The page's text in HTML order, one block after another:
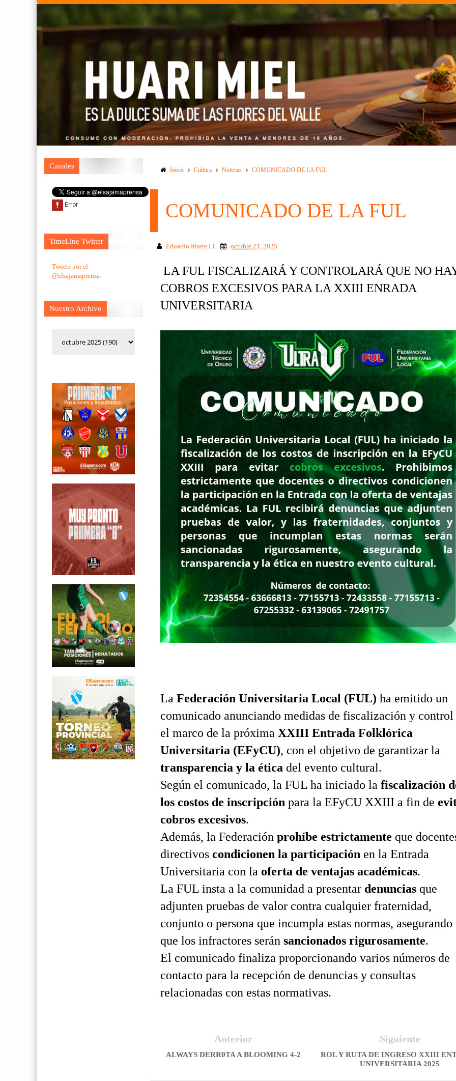
Canales
TimeLine Twitter
Tweets por el
@elsajamaprensa.
Nuestro Archivo
Inicio Cultura Noticias COMUNICADO DE LA FUL
COMUNICADO DE LA FUL
Eduardo Iriarte Ll. octubre 21, 2025
LA FUL FISCALIZARÁ Y CONTROLARÁ QUE NO
COBROS EXCESIVOS PARA LA XXIII ENRADA
UNIVERSITARIA
LaFederación Universitaria Local (FUL) ha emitido un
comunicado anunciando medidas de fiscalización y control
el marco de la próximaXXIII Entrada Folklórica
Universitaria (EFyCU), con el objetivo de garantizar la
transparencia y la ética del evento cultural.
Según el comunicado, la FUL ha iniciado lafiscalización
los costos de inscripción para la EFyCU XXIII a fin de
cobros excesivos.
Además, la Federaciónprohíbe estrictamente que
directivoscondicionen la participación en la Entrada
Universitaria con la oferta de ventajas académicas.
La FUL insta a la comunidad a presentar denuncias que
adjunten pruebas de valor contra cualquier fraternidad,
conjunto o persona que incumpla estas normas, asegurando
que los infractores seránsancionados rigurosamente.
El comunicado finaliza proporcionando varios números de
contacto para la recepción de denuncias y consultas
relacionadas con estas normativas.
Siguiente
ROL Y RUTA DE INGRESO XXIII
UNIVERSITARIA 2025
Anterior
ALWAYS DERR0TA A BLOOMING 4-2